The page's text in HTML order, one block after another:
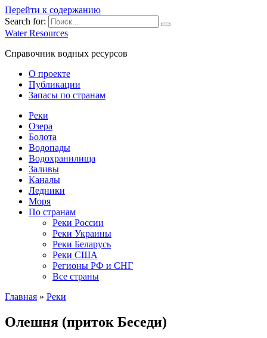
Перейти к содержанию
Search for:
Water Resources
Справочник водных ресурсов
О проекте
Публикации
Запасы по странам
Реки
Озера
Болота
Водопады
Водохранилища
Заливы
Каналы
Ледники
Моря
По странам
Реки России
Реки Украины
Реки Беларусь
Реки США
Регионы РФ и СНГ
Все страны
Главная » Реки
Олешня (приток Беседи)